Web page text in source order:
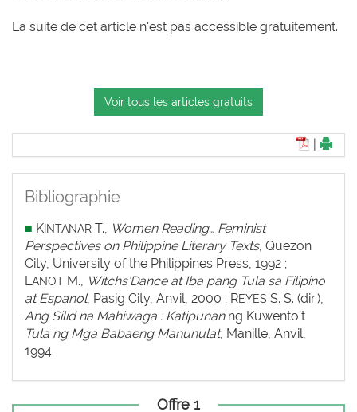
La suite de cet article n'est pas accessible gratuitement.
Voir tous les articles gratuits
Bibliographie
■ K INTANAR T., Women Reading… Feminist
Perspectives on Philippine Literary Texts, Quezon
City, University of the Philippines Press, 1992 ;
LANOT M., Witchs’Dance at Iba pang Tula sa Filipino
at Espanol, Pasig City, Anvil, 2000 ; REYES S. S. (dir.),
Ang Silid na Mahiwaga : Katipunan ng Kuwento’t
Tula ng Mga Babaeng Manunulat, Manille, Anvil,
1994.
Offre 1